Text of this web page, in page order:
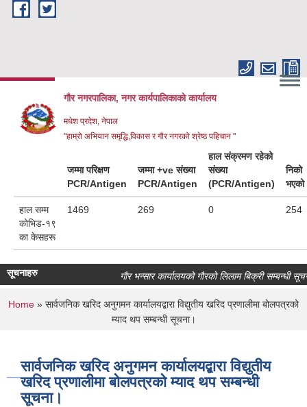
Skip to main content
गौर नगरपालिका, नगर कार्यपालिकाकाे कार्यालय
मधेश प्रदेश, नेपाल
"हाम्रो अभियान समृद्धि,विकास र गौर नगरको श्रेष्ठ पहिचान "
जम्मा परिक्षण
PCR/Antigen
जम्मा +ve संख्या
PCR/Antigen
हाल संक्रमण रहेको
संख्या
(PCR/Antigen)
निको
भएको
हाल सम्म
कोभिड-१९
का केसहरू
1469 269 0 254
सूचनाहरु गौर भन्सार कार्यालयको गौरको लिलाम बिक्री सम्बन्धी
You are here
Home » सार्वजनिक खरिद अनुगमन कार्यालयद्बारा विद्युतीय खरिद प्रणालीमा बोलपत्रको
म्याद थप सम्बन्धी सूचना।
सार्वजनिक खरिद अनुगमन कार्यालयद्बारा विद्युतीय
खरिद प्रणालीमा बोलपत्रको म्याद थप सम्बन्धी
सूचना।